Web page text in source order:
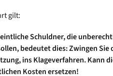
gilt:
Schuldner, die
bedeutet dies: Zwingen
ins Klageverfahren. Kann
Kosten ersetzen!